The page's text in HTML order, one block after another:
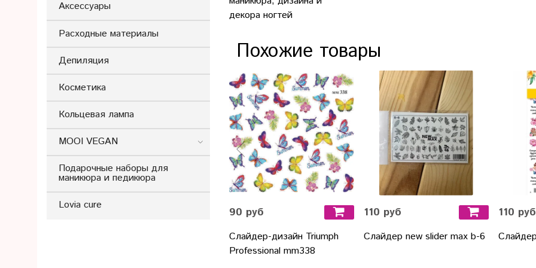
декора ногтей
Похожие товары
90 руб
Слайдер-дизайн Triumph
Professional mm338
110 руб
Слайдер new slider max b-6
110 руб
Аксессуары
Расходные материалы
Депиляция
Косметика
Кольцевая лампа
MOOI VEGAN
Подарочные наборы для
маникюра и педикюра
Lovia cure